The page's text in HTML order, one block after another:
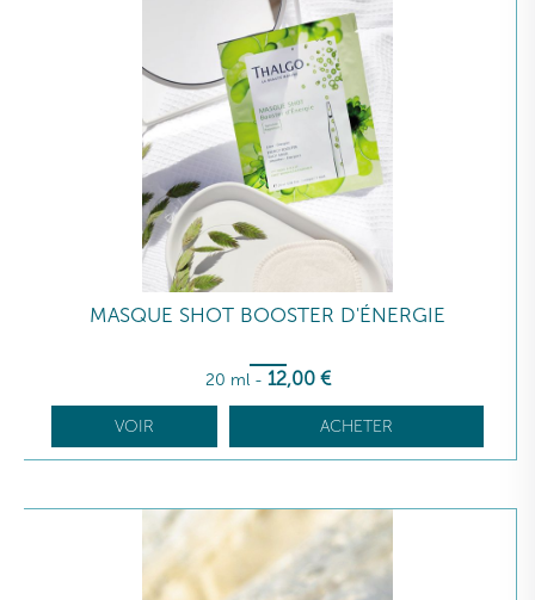
MASQUE SHOT BOOSTER D'ÉNERGIE
20 ml - 12,00 €
VOIR ACHETER